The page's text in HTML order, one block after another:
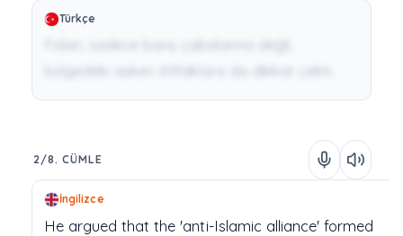
Türkçe
2/8. CÜMLE
İngilizce
He argued that the'anti-Islamic alliance'formed